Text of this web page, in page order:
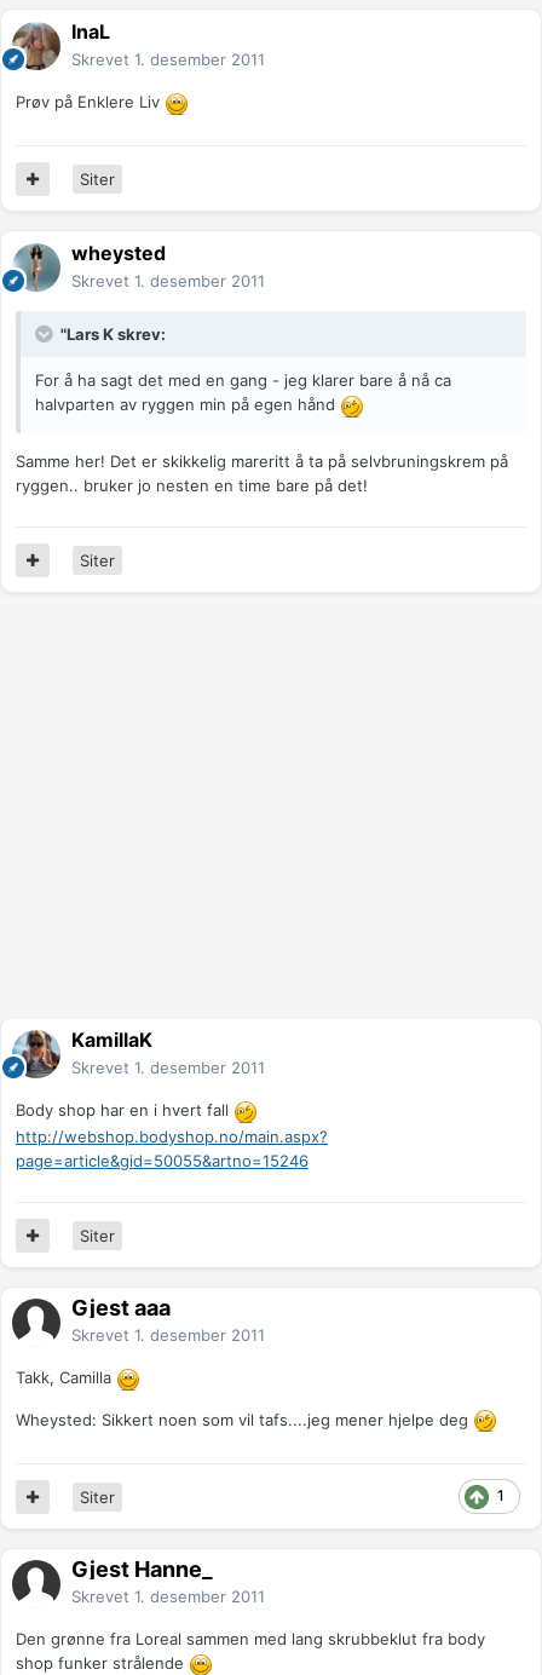
InaL
Skrevet 1. desember 2011
Prøv på Enklere Liv
Siter
wheysted
Skrevet 1. desember 2011
"Lars K skrev:
For å ha sagt det med en gang - jeg klarer bare å nå ca
halvparten av ryggen min på egen hånd
Samme her! Det er skikkelig mareritt å ta på selvbruningskrem på
ryggen.. bruker jo nesten en time bare på det!
Siter
KamillaK
Skrevet 1. desember 2011
Body shop har en i hvert fall
http://webshop.bodyshop.no/main.aspx?
page=article&gid=50055&artno=15246
Siter
Gjest aaa
Skrevet 1. desember 2011
Takk, Camilla
Wheysted: Sikkert noen som vil tafs....jeg mener hjelpe deg
1
Siter
Gjest Hanne_
Skrevet 1. desember 2011
Den grønne fra Loreal sammen med lang skrubbeklut fra body
shop funker strålende